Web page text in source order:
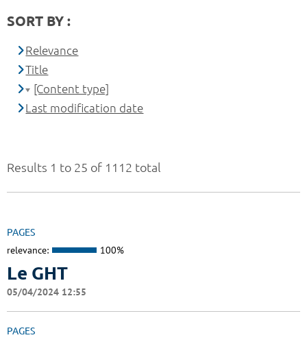
Results 1 to 25 of 1112 total
PAGES
relevance: 100%
Le GHT
05/04/2024 12:55
PAGES
SORT BY :
Relevance
Title
[Content type]
Last modification date